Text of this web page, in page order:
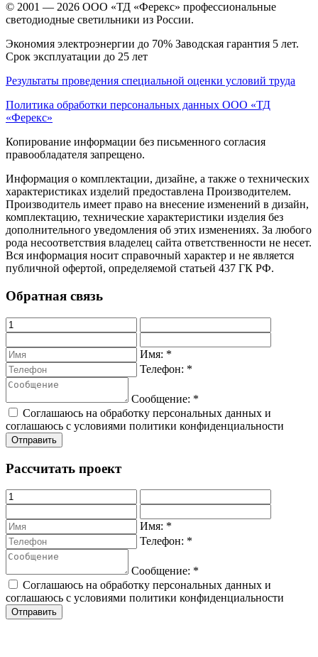
© 2001 — 2026 ООО «ТД «Ферекс» профессиональные
светодиодные светильники из России.
Экономия электроэнергии до 70% Заводская гарантия 5 лет.
Срок эксплуатации до 25 лет
Результаты проведения специальной оценки условий труда
Политика обработки персональных данных ООО «ТД
«Ферекс»
Копирование информации без письменного согласия
правообладателя запрещено.
Информация о комплектации, дизайне, а также о технических
характеристиках изделий предоставлена Производителем.
Производитель имеет право на внесение изменений в дизайн,
комплектацию, технические характеристики изделия без
дополнительного уведомления об этих изменениях. За любого
рода несоответствия владелец сайта ответственности не несет.
Вся информация носит справочный характер и не является
публичной офертой, определяемой статьей 437 ГК РФ.
Обратная связь
Имя: *
Телефон: *
Сообщение: *
Соглашаюсь на обработку персональных данных и
соглашаюсь с условиями политики конфиденциальности
Рассчитать проект
Имя: *
Телефон: *
Сообщение: *
Соглашаюсь на обработку персональных данных и
соглашаюсь с условиями политики конфиденциальности